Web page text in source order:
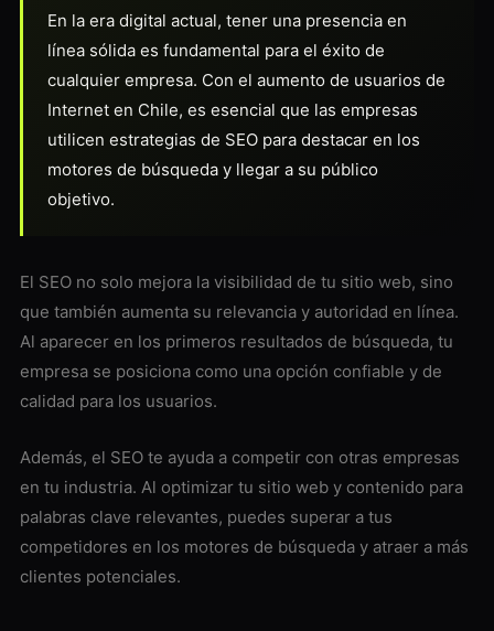
En la era digital actual, tener una presencia en
línea sólida es fundamental para el éxito de
cualquier empresa. Con el aumento de usuarios de
Internet en Chile, es esencial que las empresas
utilicen estrategias de SEO para destacar en los
motores de búsqueda y llegar a su público
objetivo.
El SEO no solo mejora la visibilidad de tu sitio web, sino
que también aumenta su relevancia y autoridad en línea.
Al aparecer en los primeros resultados de búsqueda, tu
empresa se posiciona como una opción confiable y de
calidad para los usuarios.
Además, el SEO te ayuda a competir con otras empresas
en tu industria. Al optimizar tu sitio web y contenido para
palabras clave relevantes, puedes superar a tus
competidores en los motores de búsqueda y atraer a más
clientes potenciales.